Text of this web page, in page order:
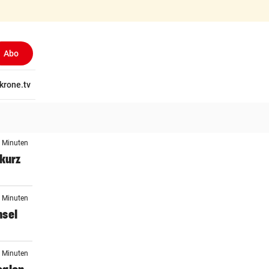
Abo
krone.tv
Minuten
Minuten
Minuten